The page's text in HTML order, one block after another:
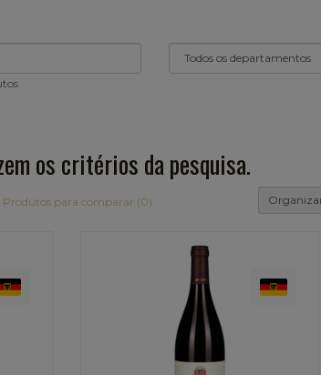
os critérios da pesquisa.
Produtos para comparar (0)